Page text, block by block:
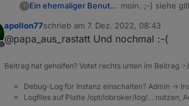
? Ein ehemaliger Benutzer moin. ;-) siehe
Offline
apollon77schrieb am 7. Dez. 2022, 08:43
zuletzt editiert von
@papa_aus_rastatt Und nochmal :-(
Beitrag hat geholfen? Votet rechts unten im Beitrag
Debug-Log für Instanz einschalten? Admin ->
Logfiles auf Platte /opt/iobroker/log/… nutzen,